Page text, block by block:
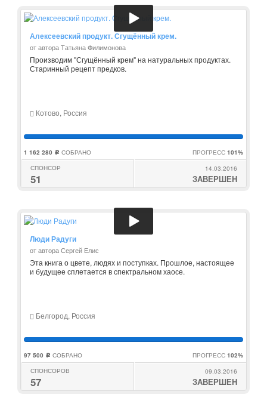
Алексеевский продукт. Сгущённый крем.
от автора Татьяна Филимонова
Производим "Сгущённый крем" на натуральных продуктах.
Старинный рецепт предков.
Котово, Россия
1 162 280 c СОБРАНО ПРОГРЕСС 101%
СПОНСОР
51
14.03.2016
ЗАВЕРШЕН
Люди Радуги
от автора Сергей Елис
Эта книга о цвете, людях и поступках. Прошлое, настоящее
и будущее сплетается в спектральном хаосе.
Белгород, Россия
97 500 c СОБРАНО ПРОГРЕСС 102%
СПОНСОРОВ
57
09.03.2016
ЗАВЕРШЕН